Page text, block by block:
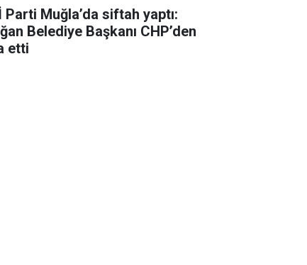
Parti Muğla’da siftah yaptı:
Belediye Başkanı CHP’den
etti